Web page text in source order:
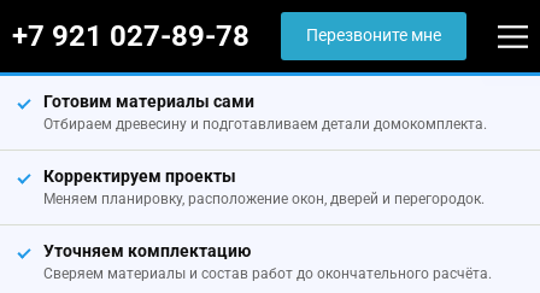
+7 921 027-89-78 Перезвоните мне
Готовим материалы сами
Отбираем древесину и подготавливаем детали домокомплекта.
Корректируем проекты
Меняем планировку, расположение окон, дверей и перегородок.
Уточняем комплектацию
Сверяем материалы и состав работ до окончательного расчёта.